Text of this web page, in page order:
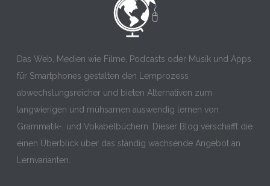
Das Web, Medien wie Filme, Podcasts oder Musik und Apps
für Smartphones gestalten den Lernprozess
abwechslungsreicher und bieten Alternativen zum
langwierigen und mühsamen auswendig lernen von
Grammatik-, und Vokabelbüchern. Dieser Blog verschafft die
einen Überblick über das ständig wachsende Angebot an
Lernvarianten.